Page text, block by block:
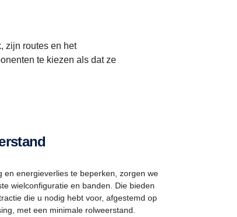
zijn routes en het
te kiezen als dat ze
en energieverlies te beperken, zorgen we
wielconfiguratie en banden. Die bieden
die u nodig hebt voor, afgestemd op
met een minimale rolweerstand.